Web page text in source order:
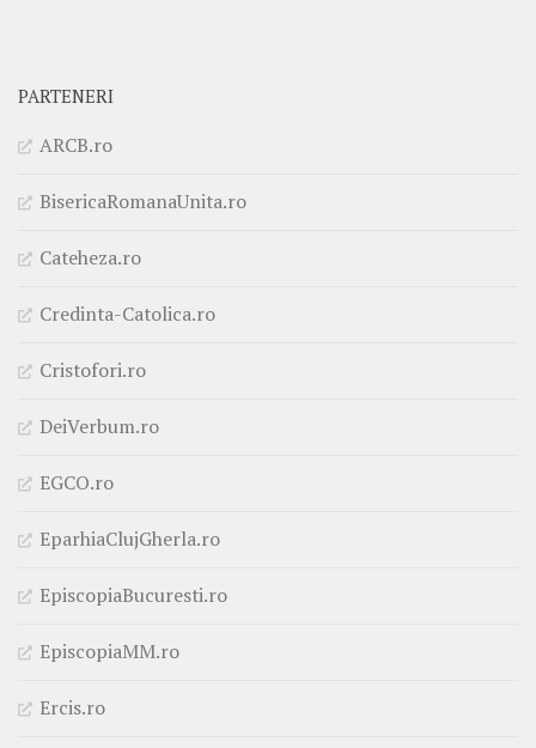
PARTENERI
ARCB.ro
BisericaRomanaUnita.ro
Cateheza.ro
Credinta-Catolica.ro
Cristofori.ro
DeiVerbum.ro
EGCO.ro
EparhiaClujGherla.ro
EpiscopiaBucuresti.ro
EpiscopiaMM.ro
Ercis.ro